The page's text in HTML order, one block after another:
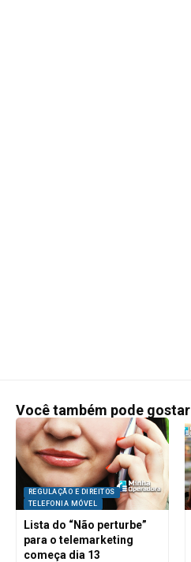
Você também pode gostar
REGULAÇÃO E DIREITOS
TELEFONIA MÓVEL
Lista do “Não perturbe”
para o telemarketing
começa dia 13